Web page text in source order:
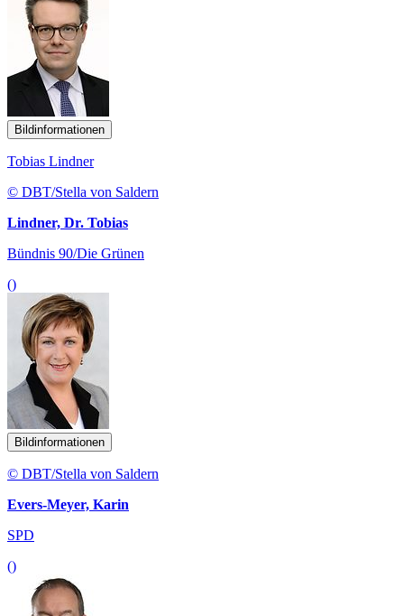
Bildinformationen
Tobias Lindner
© DBT/Stella von Saldern
Lindner, Dr. Tobias
Bündnis 90/Die Grünen
()
Bildinformationen
© DBT/Stella von Saldern
Evers-Meyer, Karin
SPD
()